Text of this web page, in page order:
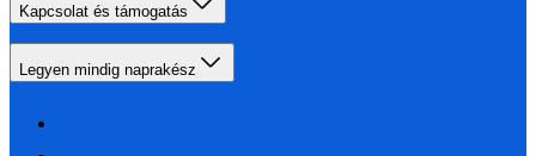
Kapcsolat és támogatás
Legyen mindig naprakész